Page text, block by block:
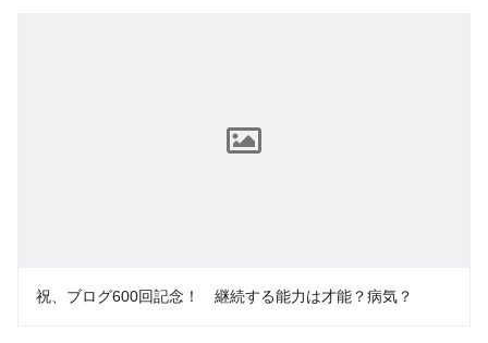
祝、ブログ600回記念！ 継続する能力は才能？病気？